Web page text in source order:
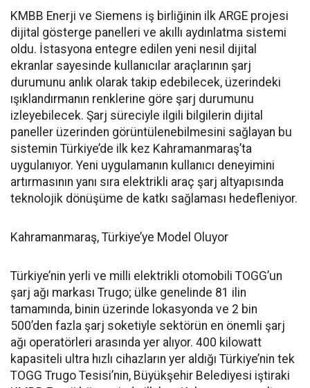
KMBB Enerji ve Siemens iş birliğinin ilk ARGE projesi
dijital gösterge panelleri ve akıllı aydınlatma sistemi
oldu. İstasyona entegre edilen yeni nesil dijital
ekranlar sayesinde kullanıcılar araçlarının şarj
durumunu anlık olarak takip edebilecek, üzerindeki
ışıklandırmanın renklerine göre şarj durumunu
izleyebilecek. Şarj süreciyle ilgili bilgilerin dijital
paneller üzerinden görüntülenebilmesini sağlayan bu
sistemin Türkiye’de ilk kez Kahramanmaraş’ta
uygulanıyor. Yeni uygulamanın kullanıcı deneyimini
artırmasının yanı sıra elektrikli araç şarj altyapısında
teknolojik dönüşüme de katkı sağlaması hedefleniyor.
Kahramanmaraş, Türkiye’ye Model Oluyor
Türkiye’nin yerli ve milli elektrikli otomobili TOGG’un
şarj ağı markası Trugo; ülke genelinde 81 ilin
tamamında, binin üzerinde lokasyonda ve 2 bin
500’den fazla şarj soketiyle sektörün en önemli şarj
ağı operatörleri arasında yer alıyor. 400 kilowatt
kapasiteli ultra hızlı cihazların yer aldığı Türkiye’nin tek
TOGG Trugo Tesisi’nin, Büyükşehir Belediyesi iştiraki